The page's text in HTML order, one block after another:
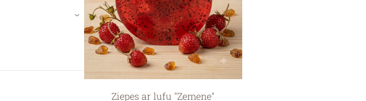
›
Ziepes ar lufu "Zemene"